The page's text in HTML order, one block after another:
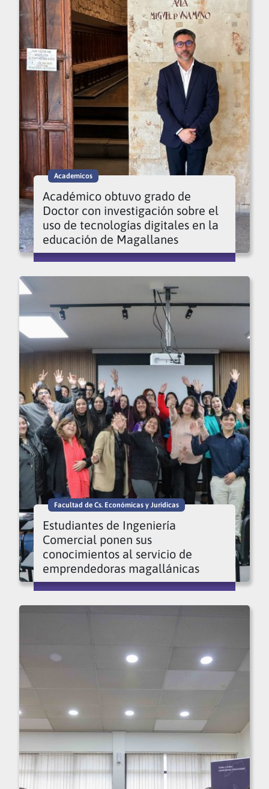
Academicos
Académico obtuvo grado de
Doctor con investigación sobre el
uso de tecnologías digitales en la
educación de Magallanes
Facultad de Cs. Económicas y Jurídicas
Estudiantes de Ingeniería
Comercial ponen sus
conocimientos al servicio de
emprendedoras magallánicas